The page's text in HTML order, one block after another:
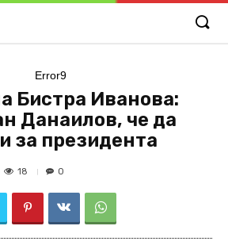
Error9
Бистра Иванова:
Данаилов, че да
за президента
18 0